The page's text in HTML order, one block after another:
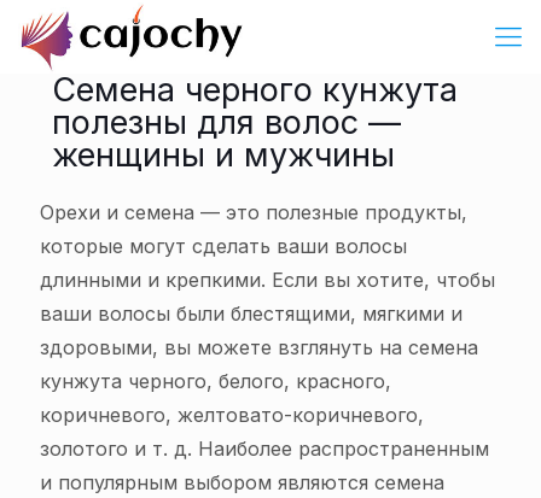
Семена черного кунжута
полезны для волос —
женщины и мужчины
Орехи и семена — это полезные продукты,
которые могут сделать ваши волосы
длинными и крепкими. Если вы хотите, чтобы
ваши волосы были блестящими, мягкими и
здоровыми, вы можете взглянуть на семена
кунжута черного, белого, красного,
коричневого, желтовато-коричневого,
золотого и т. д. Наиболее распространенным
и популярным выбором являются семена